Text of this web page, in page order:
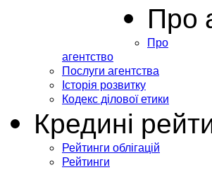
Про
Про
агентство
Послуги агентства
Історія розвитку
Кодекс ділової етики
Кредині
Рейтинги облігацій
Рейтинги